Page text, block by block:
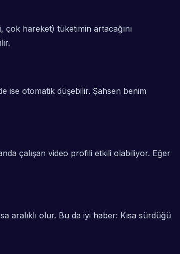
çok hareket) tüketimin artacağını
ise otomatik düşebilir. Şahsen benim
çalışan video profili etkili olabiliyor. Eğer
aralıklı olur. Bu da iyi haber: Kısa sürdüğü